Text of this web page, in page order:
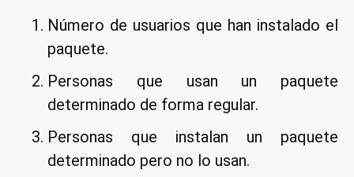
Número de usuarios que han instalado el
paquete.
Personas que usan un paquete
determinado de forma regular.
Personas que instalan un paquete
determinado pero no lo usan.